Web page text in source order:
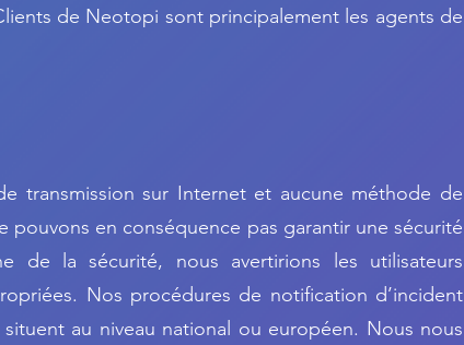
de Neotopi sont principalement les agents de
transmission sur Internet et aucune méthode de
en conséquence pas garantir une sécurité
de la sécurité, nous avertirions les utilisateurs
Nos procédures de notification d’incident
au niveau national ou européen. Nous nous